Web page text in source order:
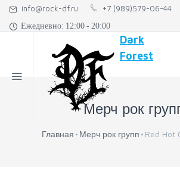
info@rock-df.ru +7 (989)579-06-44
Ежедневно: 12:00 - 20:00
Dark
Forest
Мерч рок
Главная Мерч рок групп Red Hot